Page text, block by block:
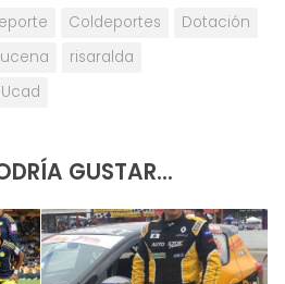
Coldeportes
Dotación
risaralda
Ucad
GUSTAR...